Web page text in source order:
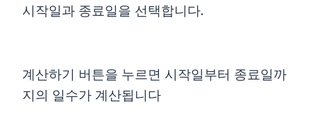
시작일과 종료일을 선택합니다.
계산하기 버튼을 누르면 시작일부터 종료일까
지의 일수가 계산됩니다